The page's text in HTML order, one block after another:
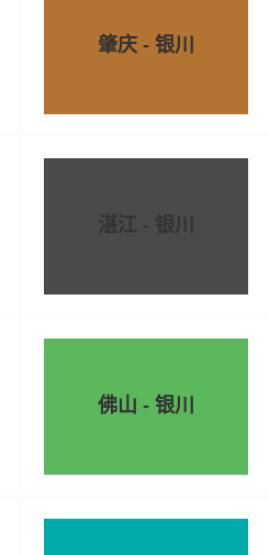
肇庆 - 银川
湛江 - 银川
佛山 - 银川